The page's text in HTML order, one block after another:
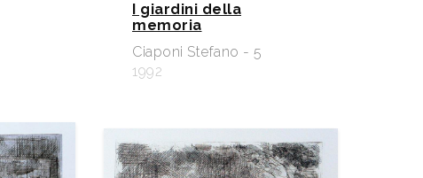
I giardini della
memoria
Ciaponi Stefano - 5
1992